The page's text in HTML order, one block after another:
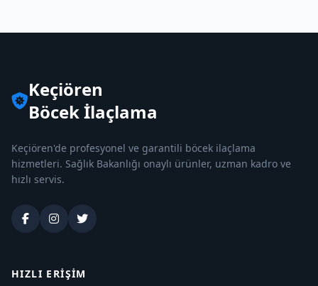
Keçiören
Böcek İlaçlama
Keçiören'de profesyonel ve garantili böcek ilaçlama
hizmetleri. Sağlık Bakanlığı onaylı ürünler, uzman kadro ve
hızlı servis.
HIZLI ERIŞIM